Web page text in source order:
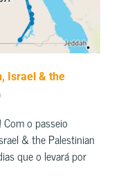
Israel & the
o passeio
& the Palestinian
que o levará por